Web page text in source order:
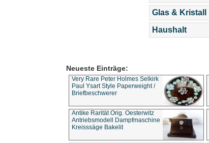
Glas & Kristall
Haushalt
Neueste Einträge:
Very Rare Peter Holmes Selkirk
Paul Ysart Style Paperweight /
Briefbeschwerer
Antike Rarität Orig. Oesterwitz
Antriebsmodell Dampfmaschine
Kreisssäge Bakelit